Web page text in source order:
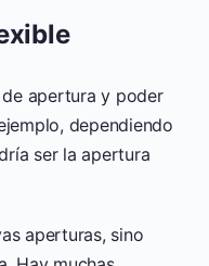
apertura y poder
dependiendo
ser la apertura
aperturas, sino